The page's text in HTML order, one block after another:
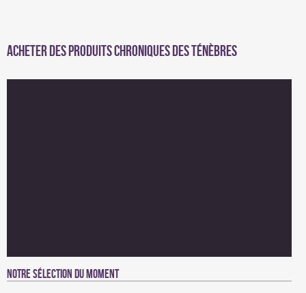
Acheter des produits Chroniques des Ténèbres
Notre sélection du moment